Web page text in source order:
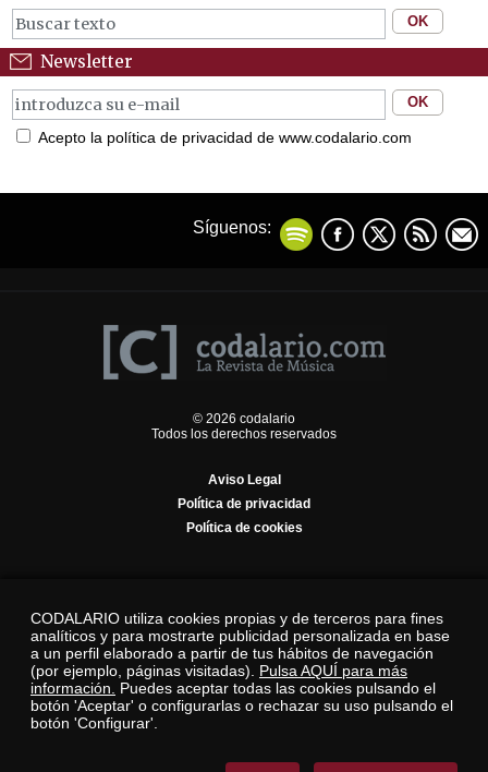
Newsletter
Acepto la política de privacidad de www.codalario.com
Síguenos:
© 2026 codalario
Todos los derechos reservados
Aviso Legal
Política de privacidad
Política de cookies
CODALARIO utiliza cookies propias y de terceros para fines
analíticos y para mostrarte publicidad personalizada en base
a un perfil elaborado a partir de tus hábitos de navegación
(por ejemplo, páginas visitadas). Pulsa AQUÍ para más
información.
Puedes aceptar todas las cookies pulsando el
botón 'Aceptar' o configurarlas o rechazar su uso pulsando el
botón 'Configurar'.